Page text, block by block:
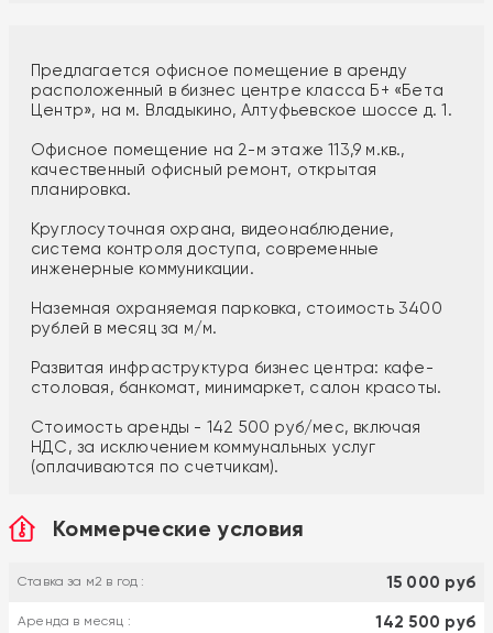
Предлагается офисное помещение в аренду
расположенный в бизнес центре класса Б+ «Бета
Центр», на м. Владыкино, Алтуфьевское шоссе д. 1.
Офисное помещение на 2-м этаже 113,9 м.кв.,
качественный офисный ремонт, открытая
планировка.
Круглосуточная охрана, видеонаблюдение,
система контроля доступа, современные
инженерные коммуникации.
Наземная охраняемая парковка, стоимость 3400
рублей в месяц за м/м.
Развитая инфраструктура бизнес центра: кафе-
столовая, банкомат, минимаркет, салон красоты.
Стоимость аренды - 142 500 руб/мес, включая
НДС, за исключением коммунальных услуг
(оплачиваются по счетчикам).
Коммерческие условия
Ставка за м2 в год : 15 000 руб
Аренда в месяц : 142 500 руб